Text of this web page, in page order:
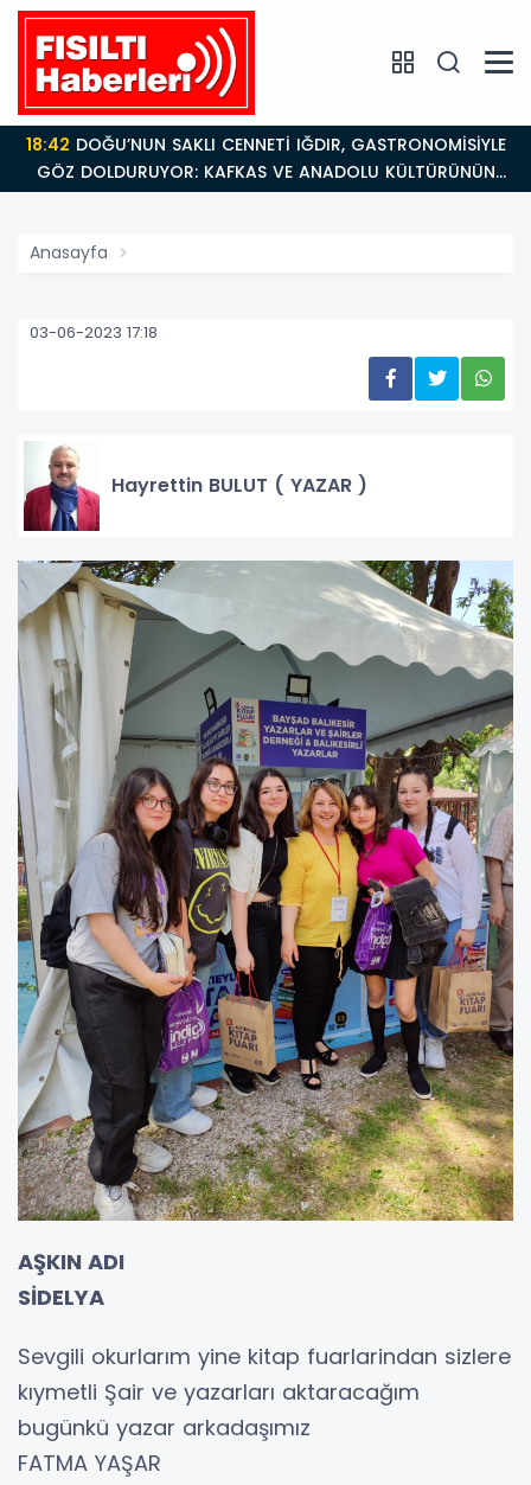
18:42
GÖZ DOLDURUYOR: KAFKAS VE ANADOLU KÜLTÜRÜNÜN
BULUŞMA NOKTASI
Anasayfa
03-06-2023 17:18
Hayrettin BULUT ( YAZAR )
AŞKIN ADI
SİDELYA
Sevgili okurlarım yine kitap fuarlarindan sizlere
kıymetli Şair ve yazarları aktaracağım
bugünkü yazar arkadaşımız
FATMA YAŞAR